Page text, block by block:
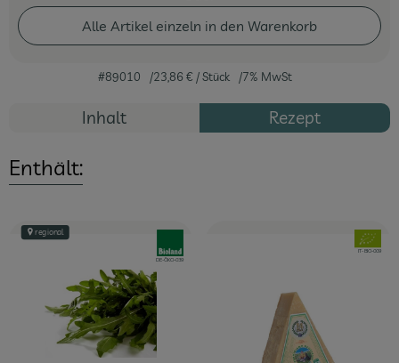
Alle Artikel einzeln in den Warenkorb
#89010 23,86 € / Stück 7% MwSt
Inhalt Rezept
Enthält:
, Kontrollstelle:
DE-ÖKO-039
regional , Verband:
, Kontrollstelle:
IT-BIO-009